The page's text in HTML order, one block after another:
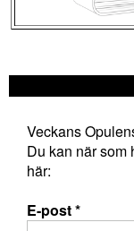
Veckans
Du kan när som
här:
E-post*